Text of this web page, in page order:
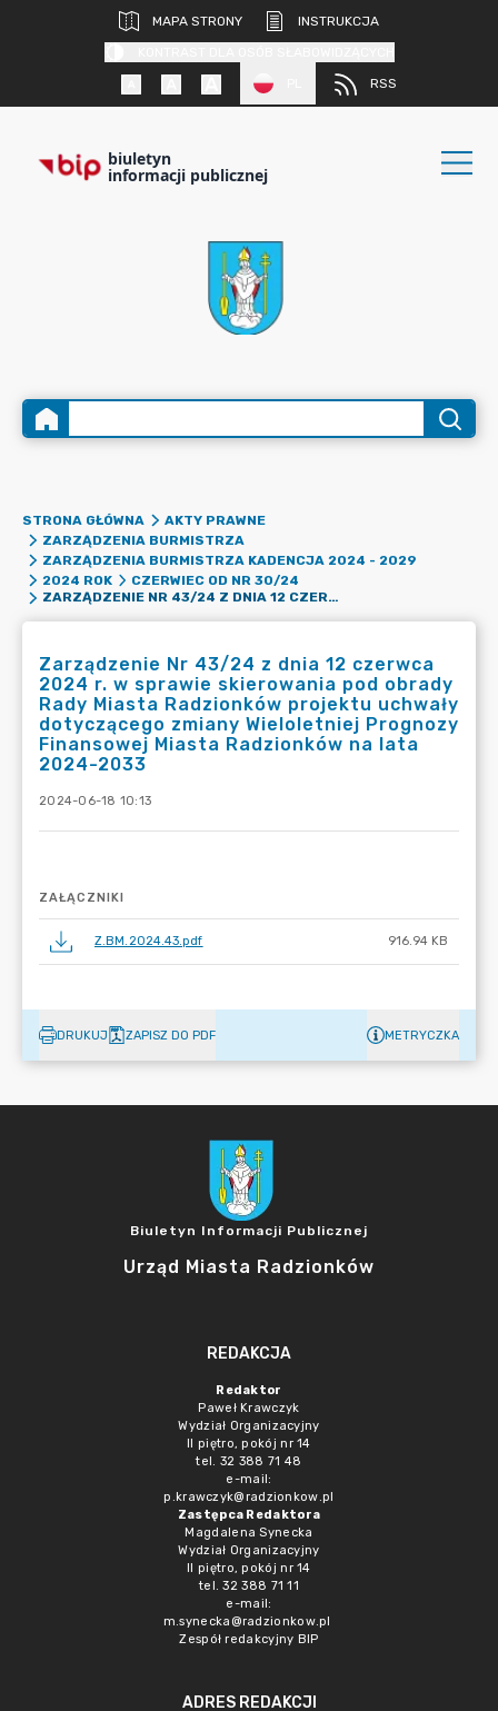
MAPA STRONY
INSTRUKCJA
RSS
biuletyn
informacji publicznej
STRONA GŁÓWNA
AKTY PRAWNE
ZARZĄDZENIA BURMISTRZA
ZARZĄDZENIA BURMISTRZA KADENCJA 2024 - 2029
2024 ROK
CZERWIEC OD NR 30/24
ZARZĄDZENIE NR 43/24 Z DNIA 12 CZERWCA 2024 R. W SPRAWIE SKIEROWANIA POD OBRADY RADY MIASTA RADZIONKÓW PROJEKTU UCHWAŁY DOTYCZĄCEGO ZMIANY WIELOLETNIEJ PROGNOZY FINANSOWEJ MIASTA RADZIONKÓW NA LATA 2024-2033
Zarządzenie Nr 43/24 z dnia 12 czerwca
2024 r. w sprawie skierowania pod obrady
Rady Miasta Radzionków projektu uchwały
dotyczącego zmiany Wieloletniej Prognozy
Finansowej Miasta Radzionków na lata
2024-2033
2024-06-18 10:13
ZAŁĄCZNIKI
Z.BM.2024.43.pdf 916.94 KB
DRUKUJ ZAPISZ DO PDF METRYCZKA
Biuletyn Informacji Publicznej
Urząd Miasta Radzionków
REDAKCJA
Redaktor
Paweł Krawczyk
Wydział Organizacyjny
II piętro, pokój nr 14
tel. 32 388 71 48
e-mail:
p.krawczyk@radzionkow.pl
Zastępca Redaktora
Magdalena Synecka
Wydział Organizacyjny
II piętro, pokój nr 14
tel. 32 388 71 11
e-mail:
m.synecka@radzionkow.pl
Zespół redakcyjny BIP
ADRES REDAKCJI